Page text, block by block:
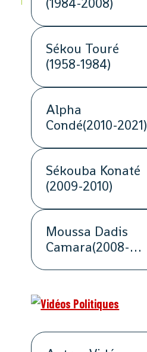
Sékou Touré
(1958-1984)
Alpha
Condé(2010-2021)
Sékouba Konaté
(2009-2010)
Moussa Dadis
Camara(2008-